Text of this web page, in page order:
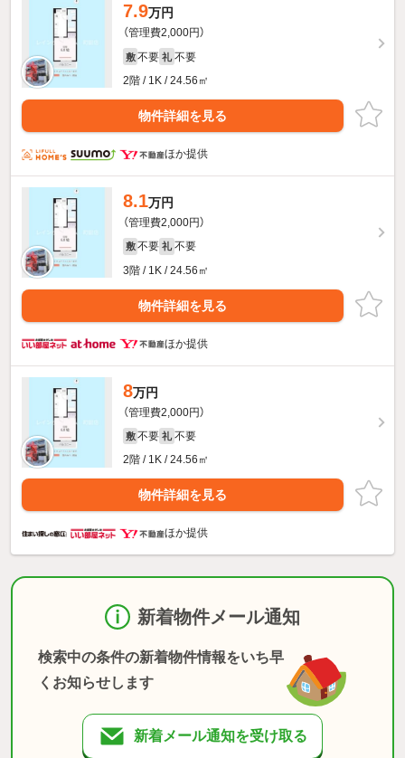
7.9万円
（管理費2,000円）
敷 不要 礼 不要
2階 / 1K / 24.56㎡
物件詳細を見る
ほか提供
8.1万円
（管理費2,000円）
敷 不要 礼 不要
3階 / 1K / 24.56㎡
物件詳細を見る
ほか提供
8万円
（管理費2,000円）
敷 不要 礼 不要
2階 / 1K / 24.56㎡
物件詳細を見る
ほか提供
新着物件メール通知
検索中の条件の新着物件情報をいち早
くお知らせします
新着メール通知を受け取る